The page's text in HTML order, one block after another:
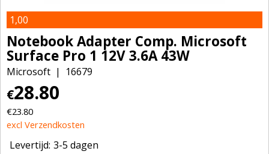
1,00
Notebook Adapter Comp. Microsoft
Surface Pro 1 12V 3.6A 43W
Microsoft 16679
€28.80
€23.80
excl Verzendkosten
Levertijd: 3-5 dagen